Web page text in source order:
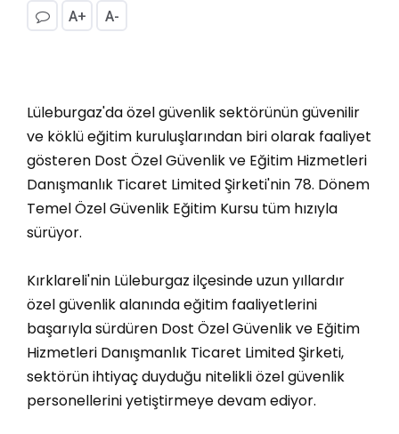
A+ A-
Lüleburgaz'da özel güvenlik sektörünün güvenilir
ve köklü eğitim kuruluşlarından biri olarak faaliyet
gösteren Dost Özel Güvenlik ve Eğitim Hizmetleri
Danışmanlık Ticaret Limited Şirketi'nin 78. Dönem
Temel Özel Güvenlik Eğitim Kursu tüm hızıyla
sürüyor.
Kırklareli'nin Lüleburgaz ilçesinde uzun yıllardır
özel güvenlik alanında eğitim faaliyetlerini
başarıyla sürdüren Dost Özel Güvenlik ve Eğitim
Hizmetleri Danışmanlık Ticaret Limited Şirketi,
sektörün ihtiyaç duyduğu nitelikli özel güvenlik
personellerini yetiştirmeye devam ediyor.